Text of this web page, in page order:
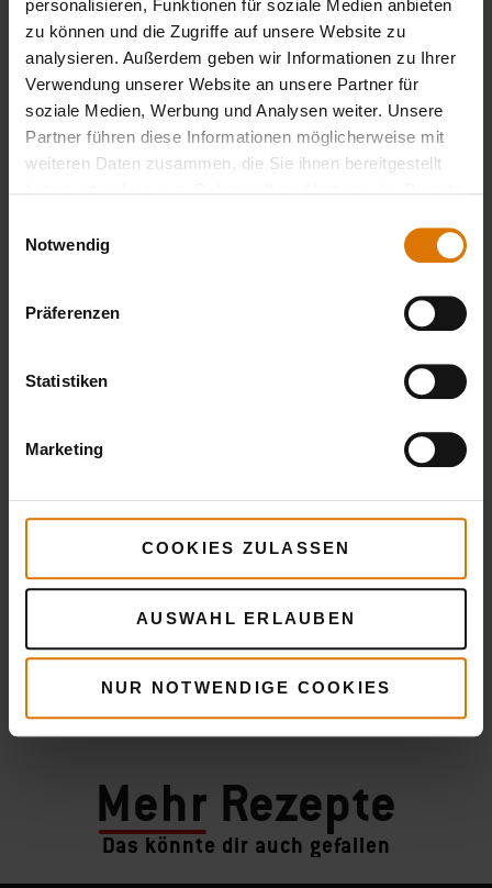
personalisieren, Funktionen für soziale Medien anbieten
zu können und die Zugriffe auf unsere Website zu
analysieren. Außerdem geben wir Informationen zu Ihrer
Verwendung unserer Website an unsere Partner für
soziale Medien, Werbung und Analysen weiter. Unsere
Partner führen diese Informationen möglicherweise mit
weiteren Daten zusammen, die Sie ihnen bereitgestellt
Notwendig
Präferenzen
Statistiken
Marketing
COOKIES ZULASSEN
AUSWAHL ERLAUBEN
NUR NOTWENDIGE COOKIES
Empfohlenes Zubehör
Mehr Rezepte
Das könnte dir auch gefallen